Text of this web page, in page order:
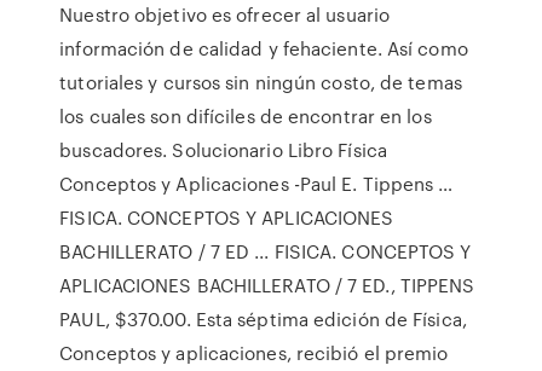
Nuestro objetivo es ofrecer al usuario
información de calidad y fehaciente. Así como
tutoriales y cursos sin ningún costo, de temas
los cuales son difíciles de encontrar en los
buscadores. Solucionario Libro Física
Conceptos y Aplicaciones -Paul E. Tippens …
FISICA. CONCEPTOS Y APLICACIONES
BACHILLERATO / 7 ED ... FISICA. CONCEPTOS Y
APLICACIONES BACHILLERATO / 7 ED., TIPPENS
PAUL, $370.00. Esta séptima edición de Física,
Conceptos y aplicaciones, recibió el premio